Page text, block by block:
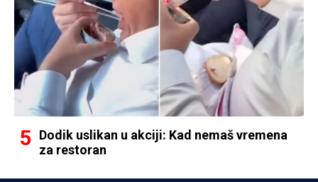
Dodik uslikan u akciji: Kad nemaš vremena
za restoran